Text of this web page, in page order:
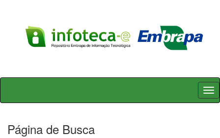
Skip
Página de Busca